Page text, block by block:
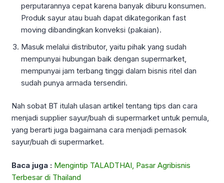
perputarannya cepat karena banyak diburu konsumen.
Produk sayur atau buah dapat dikategorikan fast
moving dibandingkan konveksi (pakaian).
Masuk melalui distributor, yaitu pihak yang sudah
mempunyai hubungan baik dengan supermarket,
mempunyai jam terbang tinggi dalam bisnis ritel dan
sudah punya armada tersendiri.
Nah sobat BT itulah ulasan artikel tentang tips dan cara
menjadi supplier sayur/buah di supermarket untuk pemula,
yang berarti juga bagaimana cara menjadi pemasok
sayur/buah di supermarket.
Baca juga : Mengintip TALADTHAI, Pasar Agribisnis
Terbesar di Thailand